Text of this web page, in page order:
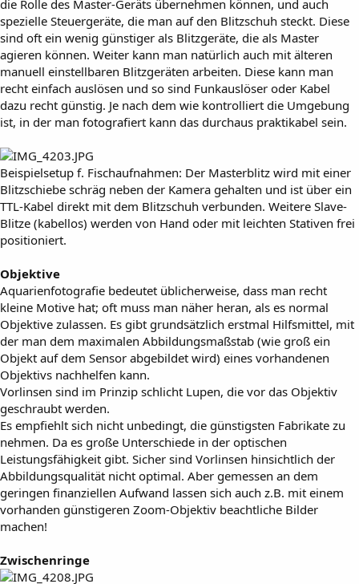
die Rolle des Master-Geräts übernehmen können, und auch
spezielle Steuergeräte, die man auf den Blitzschuh steckt. Diese
sind oft ein wenig günstiger als Blitzgeräte, die als Master
agieren können. Weiter kann man natürlich auch mit älteren
manuell einstellbaren Blitzgeräten arbeiten. Diese kann man
recht einfach auslösen und so sind Funkauslöser oder Kabel
dazu recht günstig. Je nach dem wie kontrolliert die Umgebung
ist, in der man fotografiert kann das durchaus praktikabel sein.
Beispielsetup f. Fischaufnahmen: Der Masterblitz wird mit einer
Blitzschiebe schräg neben der Kamera gehalten und ist über ein
TTL-Kabel direkt mit dem Blitzschuh verbunden. Weitere Slave-
Blitze (kabellos) werden von Hand oder mit leichten Stativen frei
positioniert.
Objektive
Aquarienfotografie bedeutet üblicherweise, dass man recht
kleine Motive hat; oft muss man näher heran, als es normal
Objektive zulassen. Es gibt grundsätzlich erstmal Hilfsmittel, mit
der man dem maximalen Abbildungsmaßstab (wie groß ein
Objekt auf dem Sensor abgebildet wird) eines vorhandenen
Objektivs nachhelfen kann.
Vorlinsen sind im Prinzip schlicht Lupen, die vor das Objektiv
geschraubt werden.
Es empfiehlt sich nicht unbedingt, die günstigsten Fabrikate zu
nehmen. Da es große Unterschiede in der optischen
Leistungsfähigkeit gibt. Sicher sind Vorlinsen hinsichtlich der
Abbildungsqualität nicht optimal. Aber gemessen an dem
geringen finanziellen Aufwand lassen sich auch z.B. mit einem
vorhanden günstigeren Zoom-Objektiv beachtliche Bilder
machen!
Zwischenringe